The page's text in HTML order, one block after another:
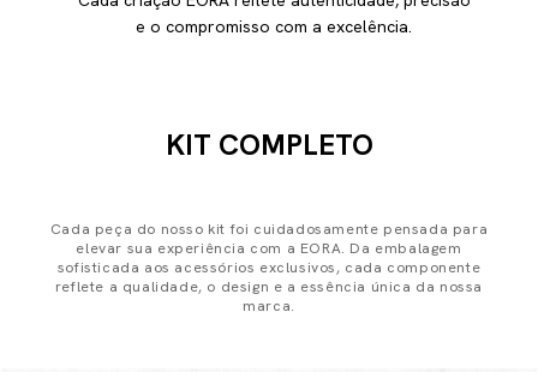
e o compromisso com a excelência.
KIT COMPLETO
Cada peça do nosso kit foi cuidadosamente pensada para
elevar sua experiência com a EORA. Da embalagem
sofisticada aos acessórios exclusivos, cada componente
reflete a qualidade, o design e a essência única da nossa
marca.